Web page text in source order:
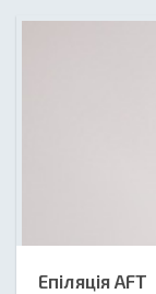
Епіляція AFT